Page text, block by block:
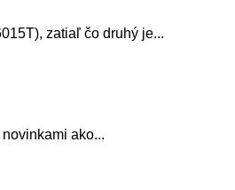
zatiaľ čo druhý je...
ako...